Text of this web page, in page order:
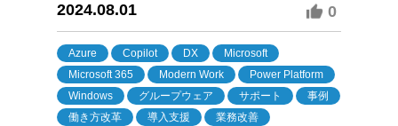
2024.08.01
0
Azure Copilot DX
Microsoft
Microsoft 365
Modern Work
Power Platform
Windows
グループウェア サポート
事例
働き方改革
導入支援 業務改善